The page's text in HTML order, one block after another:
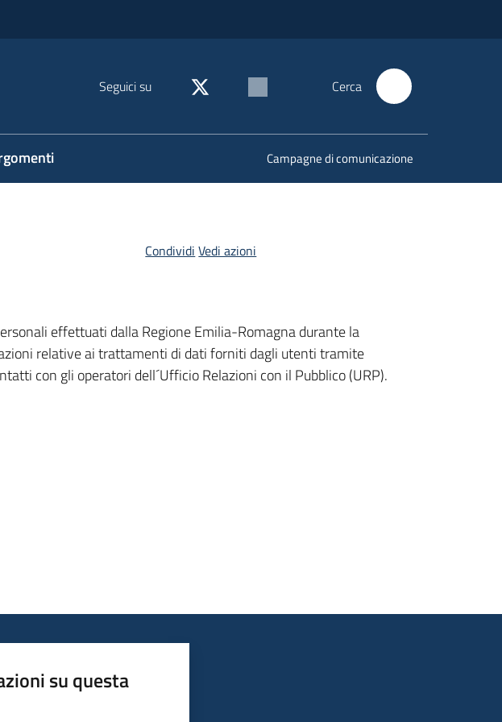
Seguici su Cerca
Campagne di comunicazione
Condividi Vedi azioni
effettuati dalla Regione Emilia-Romagna durante la
relative ai trattamenti di dati forniti dagli utenti tramite
con gli operatori dell´Ufficio Relazioni con il Pubblico (URP).
su questa